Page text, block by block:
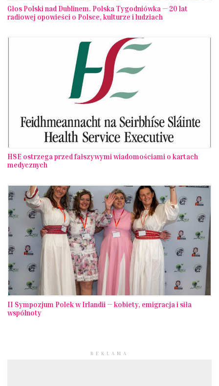
Głos Polski nad Dublinem. Polska Tygodniówka — 20 lat
radiowej opowieści o Polsce, kulturze i ludziach
HSE ostrzega przed fałszywymi wiadomościami o kartach
medycznych
II Sympozjum Polek w Irlandii — kobiety, emigracja i siła
wspólnoty
REKLAMA